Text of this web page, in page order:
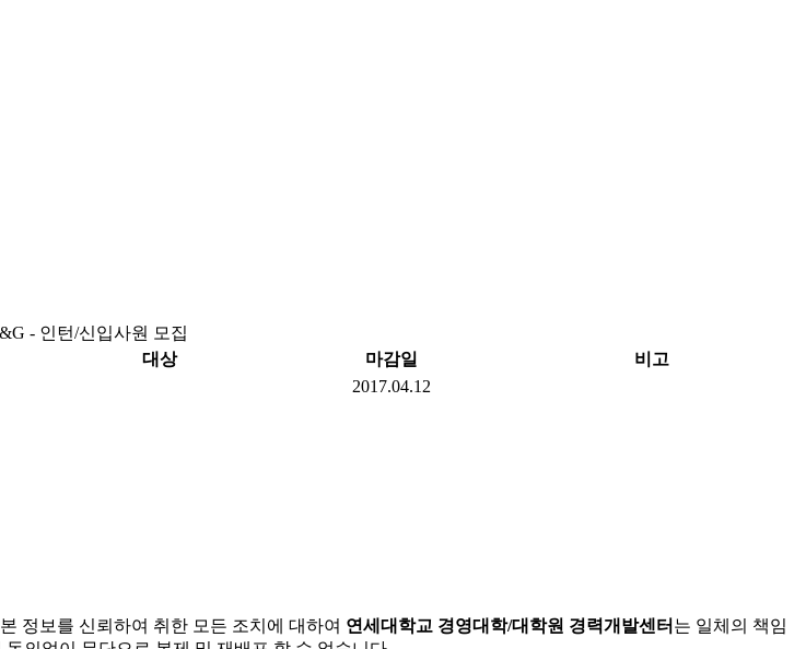
- 인턴/신입사원 모집
대상 마감일
비고
2017.04.12
정보를 신뢰하여 취한 모든 조치에 대하여 연세대학교 경영대학/대학원 경력개발센터 는 일체의 책임